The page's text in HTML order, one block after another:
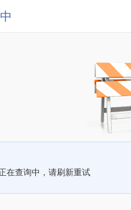
在查询中，请刷新重试